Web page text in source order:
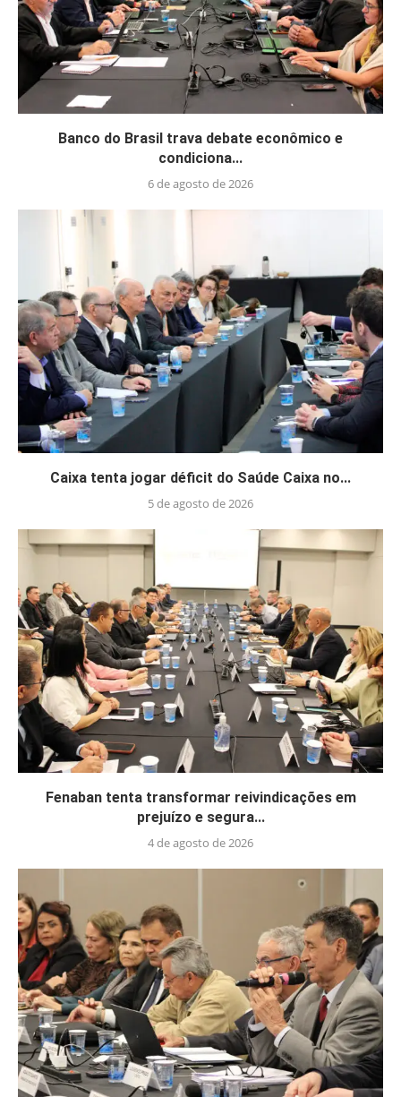
Banco do Brasil trava debate econômico e
condiciona...
6 de agosto de 2026
Caixa tenta jogar déficit do Saúde Caixa no...
5 de agosto de 2026
Fenaban tenta transformar reivindicações em
prejuízo e segura...
4 de agosto de 2026